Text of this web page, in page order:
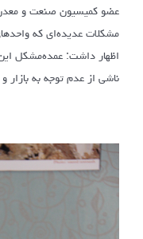
عضو کمیسیون صنعت و معدن
مشکلات عدیده‌ای که
اظهار داشت: عمده‌مشکل
ناشی از عدم توجه به